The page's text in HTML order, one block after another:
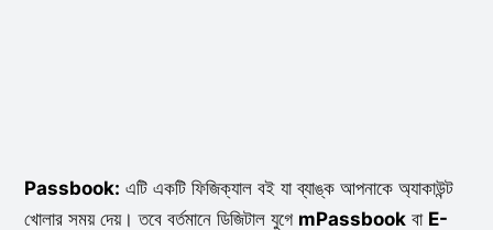
Passbook: এটি একটি ফিজিক্যাল বই যা ব্যাঙ্ক আপনাকে অ্যাকাউন্ট
খোলার সময় দেয়। তবে বর্তমানে ডিজিটাল যুগে mPassbookবা E-